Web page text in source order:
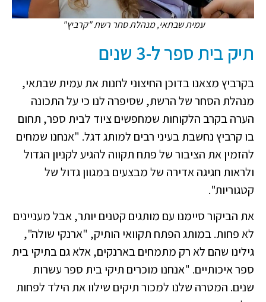
עמית שבתאי, מנהלת סחר רשת "קרביץ"
תיק בית ספר ל-3 שנים
בקרביץ מצאנו בדוכן החיצוני לחנות את עמית שבתאי,
מנהלת הסחר של הרשת, שסיפרה לנו כי על התכונה
הערה בקרב הלקוחות שמחפשים ציוד לבית ספר, תחום
בו קרביץ נחשבת בעיני רבים למותג דגל. "אנחנו שמחים
להזמין את הציבור של פתח תקווה להגיע לקניון הגדול
ולראות חגיגה אדירה של מבצעים במגוון גדול של
קטגוריות".
את הביקור סיימנו עם מותגים קטנים יותר, אבל מעניינים
לא פחות. במותג הפתח תקוואי הותיק, "ארנקי שולה",
גילינו שהם לא רק מתמחים בארנקים, אלא גם בתיקי בית
ספר איכותיים. "אנחנו מוכרים תיקי בית ספר עשרות
שנים. המטרה שלנו למכור תיקים שילוו את הילד לפחות